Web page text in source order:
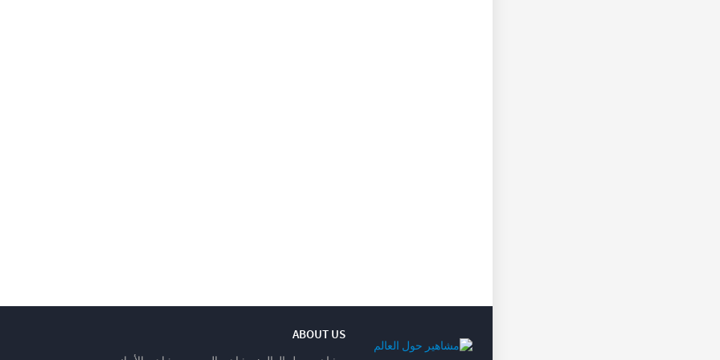
ABOUT US